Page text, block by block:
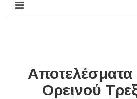
Ορεινού